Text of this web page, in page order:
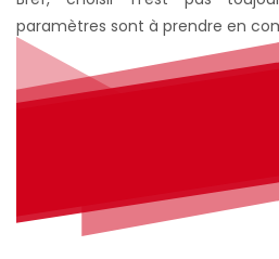
paramètres sont à prendre en